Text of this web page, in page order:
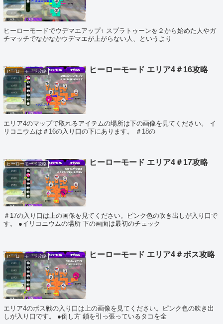
ヒーローモードでウデマエアップ↑ スプラトゥーンを２から始めた人やガ
チマッチでなかなかウデマエが上がらない人、というより
ヒーローモード攻略 ヒーローモード エリア4＃16攻略
エリア4のマップで取れるアイテムの場所は下の画像を見てください。 イ
リコニウムは＃16の入り口の下にあります。 ＃18の
ヒーローモード攻略 ヒーローモード エリア4＃17攻略
＃17の入り口は上の画像を見てください。ピンク色の吹き出しが入り口で
す。 ●イリコニウムの場所 下の画面は最初のチェック
ヒーローモード攻略 ヒーローモード エリア4＃ボス攻略
エリア4のボス戦の入り口は上の画像を見てください。ピンク色の吹き出
しが入り口です。 ●倒し方 鎖を引っ張っているタコを全